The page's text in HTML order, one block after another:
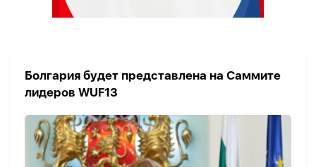
Болгария будет представлена на Саммите
лидеров WUF13